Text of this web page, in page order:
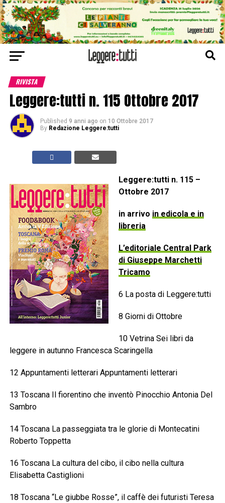
RIVISTA
Leggere:tutti n. 115 Ottobre 2017
Published 9 anni ago on 10 Ottobre 2017
By Redazione Leggere:tutti
Leggere:tutti n. 115 –
Ottobre 2017
in arrivo in edicola e in
libreria
L’editoriale Central Park
di Giuseppe Marchetti
Tricamo
6 La posta di Leggere:tutti
8 Giorni di Ottobre
10 Vetrina Sei libri da
leggere in autunno Francesca Scaringella
12 Appuntamenti letterari Appuntamenti letterari
13 Toscana Il fiorentino che inventò Pinocchio Antonia Del
Sambro
14 Toscana La passeggiata tra le glorie di Montecatini
Roberto Toppetta
16 Toscana La cultura del cibo, il cibo nella cultura
Elisabetta Castiglioni
18 Toscana “Le giubbe Rosse”, il caffè dei futuristi Teresa